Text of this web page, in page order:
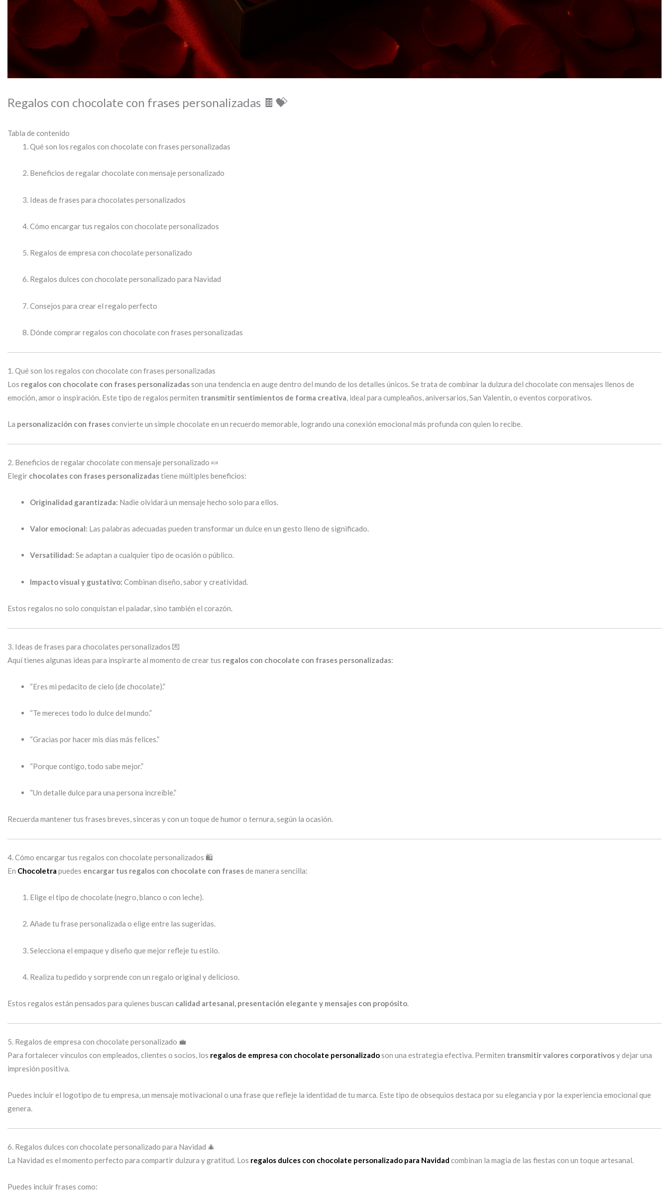
Regalos con chocolate con frases personalizadas 🍫💝
Tabla de contenido
Qué son los regalos con chocolate con frases personalizadas
Beneficios de regalar chocolate con mensaje personalizado
Ideas de frases para chocolates personalizados
Cómo encargar tus regalos con chocolate personalizados
Regalos de empresa con chocolate personalizado
Regalos dulces con chocolate personalizado para Navidad
Consejos para crear el regalo perfecto
Dónde comprar regalos con chocolate con frases personalizadas
1. Qué son los regalos con chocolate con frases personalizadas
Los regalos con chocolate con frases personalizadasson una tendencia en auge dentro del mundo de los detalles únicos. Se trata de combinar la dulzura del chocolate con mensajes llenos de
emoción, amor o inspiración. Este tipo de regalos permiten transmitir sentimientos de forma creativa, ideal para cumpleaños, aniversarios, San Valentín, o eventos corporativos.
La personalización con frasesconvierte un simple chocolate en un recuerdo memorable, logrando una conexión emocional más profunda con quien lo recibe.
2. Beneficios de regalar chocolate con mensaje personalizado 🍬
Elegir chocolates con frases personalizadastiene múltiples beneficios:
Originalidad garantizada: Nadie olvidará un mensaje hecho solo para ellos.
Valor emocional: Las palabras adecuadas pueden transformar un dulce en un gesto lleno de significado.
Versatilidad: Se adaptan a cualquier tipo de ocasión o público.
Impacto visual y gustativo: Combinan diseño, sabor y creatividad.
Estos regalos no solo conquistan el paladar, sino también el corazón.
3. Ideas de frases para chocolates personalizados 💌
Aquí tienes algunas ideas para inspirarte al momento de crear tus regalos con chocolate con frases personalizadas:
“Eres mi pedacito de cielo (de chocolate).”
“Te mereces todo lo dulce del mundo.”
“Gracias por hacer mis días más felices.”
“Porque contigo, todo sabe mejor.”
“Un detalle dulce para una persona increíble.”
Recuerda mantener tus frases breves, sinceras y con un toque de humor o ternura, según la ocasión.
4. Cómo encargar tus regalos con chocolate personalizados 🛍️
En Chocoletra puedes encargar tus regalos con chocolate con frasesde manera sencilla:
Elige el tipo de chocolate (negro, blanco o con leche).
Añade tu frase personalizada o elige entre las sugeridas.
Selecciona el empaque y diseño que mejor refleje tu estilo.
Realiza tu pedido y sorprende con un regalo original y delicioso.
Estos regalos están pensados para quienes buscan calidad artesanal, presentación elegante y mensajes con propósito.
5. Regalos de empresa con chocolate personalizado 💼
Para fortalecer vínculos con empleados, clientes o socios, los regalos de empresa con chocolate personalizadoson una estrategia efectiva. Permiten transmitir valores corporativosy dejar una
impresión positiva.
Puedes incluir el logotipo de tu empresa, un mensaje motivacional o una frase que refleje la identidad de tu marca. Este tipo de obsequios destaca por su elegancia y por la experiencia emocional que
genera.
6. Regalos dulces con chocolate personalizado para Navidad 🎄
La Navidad es el momento perfecto para compartir dulzura y gratitud. Los regalos dulces con chocolate personalizado para Navidad combinan la magia de las fiestas con un toque artesanal.
Puedes incluir frases como: